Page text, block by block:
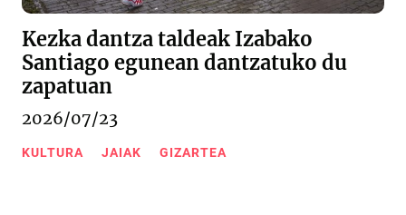
Kezka dantza taldeak Izabako
Santiago egunean dantzatuko du
zapatuan
2026/07/23
KULTURA JAIAK GIZARTEA